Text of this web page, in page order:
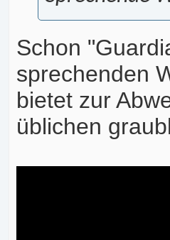
Schon
sprechenden
bietet zur
üblichen